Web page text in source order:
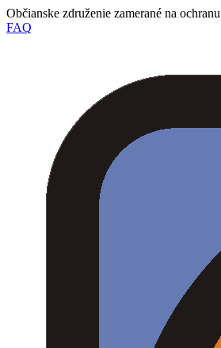
Občianske združenie zamerané na
FAQ